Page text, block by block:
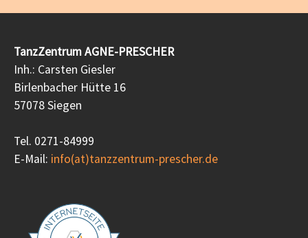
TanzZentrum AGNE-PRESCHER
Inh.: Carsten Giesler
Birlenbacher Hütte 16
57078 Siegen
Tel. 0271-84999
E-Mail: info(at)tanzzentrum-prescher.de